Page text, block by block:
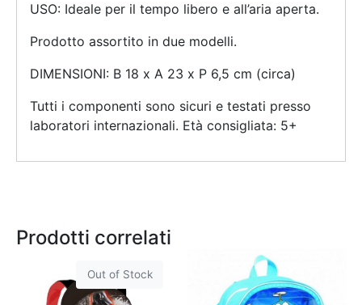
USO: Ideale per il tempo libero e all’aria aperta.
Prodotto assortito in due modelli.
DIMENSIONI: B 18 x A 23 x P 6,5 cm (circa)
Tutti i componenti sono sicuri e testati presso
laboratori internazionali. Età consigliata: 5+
Prodotti correlati
Out of Stock